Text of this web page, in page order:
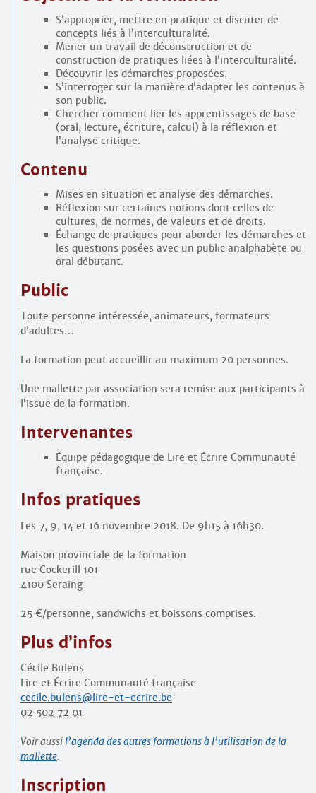
S’approprier, mettre en pratique et discuter de
concepts liés à l’interculturalité.
Mener un travail de déconstruction et de
construction de pratiques liées à l’interculturalité.
Découvrir les démarches proposées.
S’interroger sur la manière d’adapter les contenus à
son public.
Chercher comment lier les apprentissages de base
(oral, lecture, écriture, calcul) à la réflexion et
l’analyse critique.
Contenu
Mises en situation et analyse des démarches.
Réflexion sur certaines notions dont celles de
cultures, de normes, de valeurs et de droits.
Échange de pratiques pour aborder les démarches et
les questions posées avec un public analphabète ou
oral débutant.
Public
Toute personne intéressée, animateurs, formateurs
d’adultes…
La formation peut accueillir au maximum 20 personnes.
Une mallette par association sera remise aux participants à
l’issue de la formation.
Intervenantes
Équipe pédagogique de Lire et Écrire Communauté
française.
Infos pratiques
Les 7, 9, 14 et 16 novembre 2018. De 9h15 à 16h30.
Maison provinciale de la formation
rue Cockerill 101
4100 Seraing
25 €/personne, sandwichs et boissons comprises.
Plus d’infos
Cécile Bulens
Lire et Écrire Communauté française
cecile.bulens@lire-et-ecrire.be
02 502 72 01
Voir aussi l’agenda des autres formations à l’utilisation de la
mallette.
Inscription